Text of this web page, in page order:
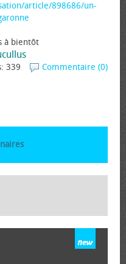
article/898686/un-
à bientôt
Commentaire (0)
339